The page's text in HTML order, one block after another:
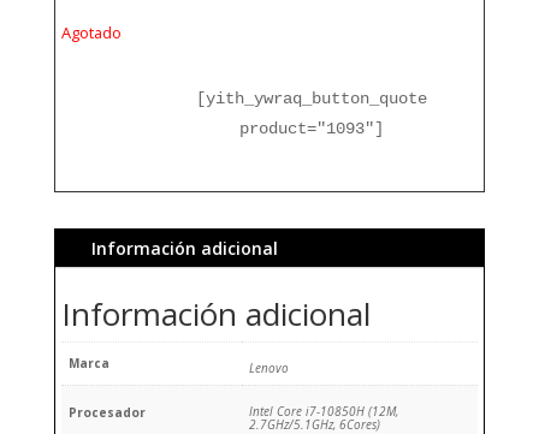
Agotado
[yith_ywraq_button_quote
product="1093"]
Información adicional
Información adicional
Marca Lenovo
Procesador Intel Core i7-10850H (12M,
2.7GHz/5.1GHz, 6Cores)